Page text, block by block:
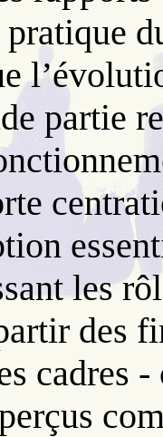
partie
les
des
cadres